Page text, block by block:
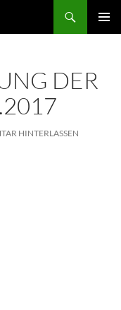
DER
HINTERLASSEN